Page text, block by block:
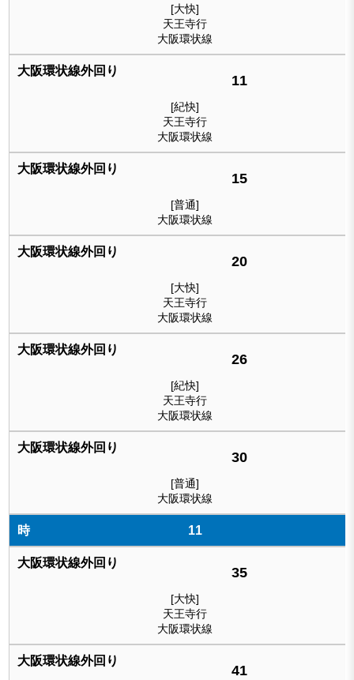
[大快]
天王寺行
大阪環状線
11
[紀快]
天王寺行
大阪環状線
15
[普通]
大阪環状線
20
[大快]
天王寺行
大阪環状線
26
[紀快]
天王寺行
大阪環状線
30
[普通]
大阪環状線
11
35
[大快]
天王寺行
大阪環状線
41